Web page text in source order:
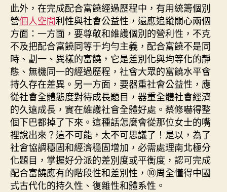
此外，在完成配合富饒經過歷程中，有用統籌個別
營個人空間利性與社會公益性，還應追蹤關心兩個
方面：一方面，要尊敬和維護個別的營利性，不克
不及把配合富饒同等于均勻主義，配合富饒不是同
時、劃一、異樣的富饒，它是差別化與均等化的靜
態、無機同一的經過歷程，社會大眾的富饒水平會
持久存在差異。另一方面，要器重社會公益性，應
從社會全體態度對待成長題目，器重全體社會經濟
的久遠成長，實在維護社會全體好處。蔡修嚇得整
個下巴都掉了下來。這種話怎麼會從那位女士的嘴
裡說出來？這不可能，太不可思議了！是以，為了
社會協調穩固和經濟穩固增加，必需處理南北極分
化題目，掌握好分派的差別度或平衡度，認可完成
配合富饒應有的階段性和差別性，⑩周全懂得中國
式古代化的持久性、復雜性和體系性。